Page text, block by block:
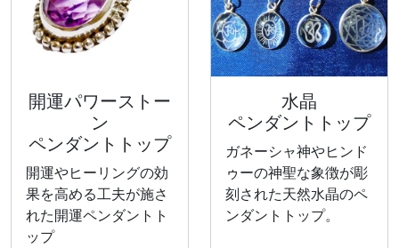
開運パワーストー
ン
ペンダントトップ
開運やヒーリングの効
果を高める工夫が施さ
れた開運ペンダントト
ップ
水晶
ペンダントトップ
ガネーシャ神やヒンド
ゥーの神聖な象徴が彫
刻された天然水晶のペ
ンダントトップ。